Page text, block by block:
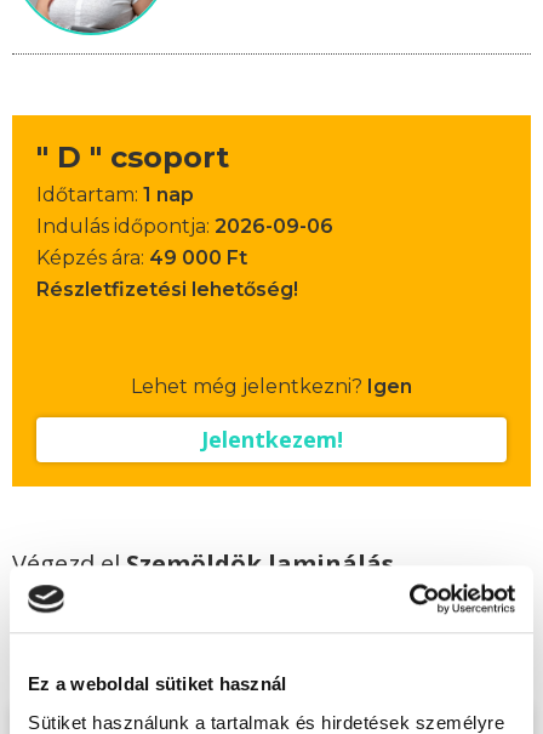
Ez a weboldal sütiket használ
Sütiket használunk a tartalmak és hirdetések személyre
" D " csoport
Időtartam: 1 nap
Indulás időpontja: 2026-09-06
Képzés ára: 49 000 Ft
Részletfizetési lehetőség!
Lehet még jelentkezni? Igen
Jelentkezem!
Végezd el Szemöldök laminálás
tanfolyam + szempilla lifting és
szemöldök henna - Kecskemét